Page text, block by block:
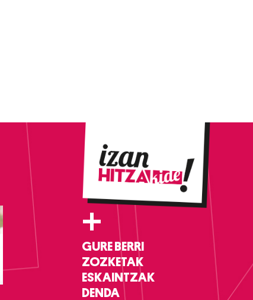
+
GURE BERRI
ZOZKETAK
ESKAINTZAK
DENDA